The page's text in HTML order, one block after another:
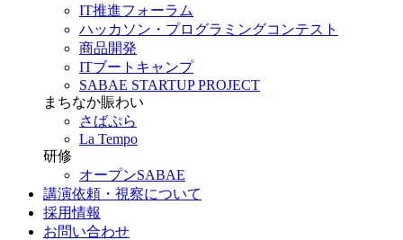
IT推進フォーラム
ハッカソン・プログラミングコンテスト
商品開発
ITブートキャンプ
SABAE STARTUP PROJECT
まちなか賑わい
さばぷら
La Tempo
研修
オープンSABAE
講演依頼・視察について
採用情報
お問い合わせ